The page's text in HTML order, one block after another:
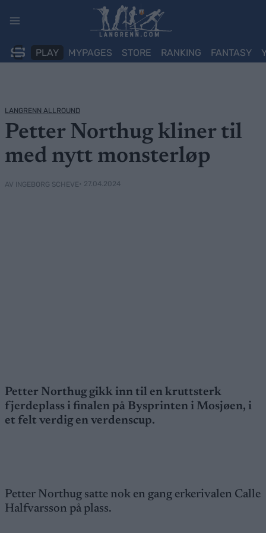
PLAY MYPAGES STORE RANKING FANTASY
LANGRENN ALLROUND
Petter Northug kliner til
med nytt monsterløp
AV INGEBORG SCHEVE• 27.04.2024
Petter Northug gikk inn til en kruttsterk
fjerdeplass i finalen på Bysprinten i Mosjøen, i
et felt verdig en verdenscup.
Petter Northug satte nok en gang erkerivalen Calle
Halfvarsson på plass.